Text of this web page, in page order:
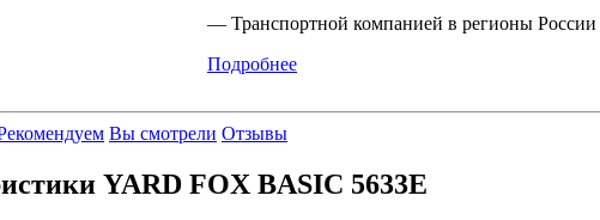
— Транспортной компанией в регионы России
Подробнее
Вы смотрели Отзывы
YARD FOX BASIC 5633Е